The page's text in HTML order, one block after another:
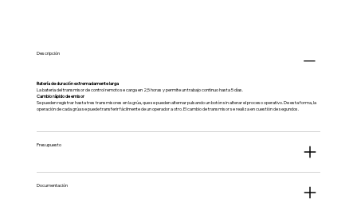
Descripción
Batería de duración extremadamente larga
La batería del transmisor de control remoto se carga en 2,5 horas y permite un trabajo continuo hasta 5 días.
Cambio rápido de emisor
Se pueden registrar hasta tres transmisores en la grúa, que se pueden alternar pulsando un botón sin alterar el proceso operativo. De esta forma, la
operación de cada grúa se puede transferir fácilmente de un operador a otro. El cambio de transmisor se realiza en cuestión de segundos.
Presupuesto
Documentación